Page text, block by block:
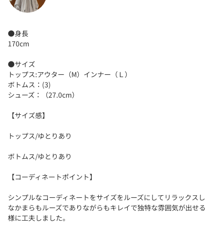
●身長
170cm
●サイズ
トップス:アウター（M）インナー（Ｌ）
ボトムス：(3)
シューズ：（27.0cm）
【サイズ感】
トップス/ゆとりあり
ボトムス/ゆとりあり
【コーディネートポイント】
シンプルなコーディネートをサイズをルーズにしてリラックスし
なかまらもルーズでありながらもキレイで独特な雰囲気が出せる
様に工夫しました。